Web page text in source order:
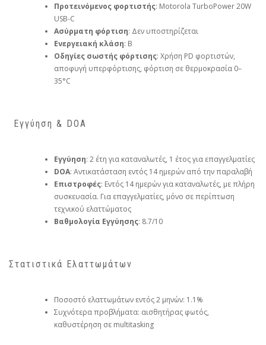
Προτεινόμενος φορτιστής: Motorola TurboPower 20W
USB-C
Ασύρματη φόρτιση: Δεν υποστηρίζεται
Ενεργειακή κλάση: B
Οδηγίες σωστής φόρτισης: Χρήση PD φορτιστών,
αποφυγή υπερφόρτισης, φόρτιση σε θερμοκρασία 0–
35°C
️ Εγγύηση & DOA
Εγγύηση: 2 έτη για καταναλωτές, 1 έτος για επαγγελματίες
DOA: Αντικατάσταση εντός 14 ημερών από την παραλαβή
Επιστροφές: Εντός 14 ημερών για καταναλωτές, με πλήρη
συσκευασία. Για επαγγελματίες, μόνο σε περίπτωση
τεχνικού ελαττώματος
Βαθμολογία Εγγύησης: 8.7/10
Στατιστικά Ελαττωμάτων
Ποσοστό ελαττωμάτων εντός 2 μηνών: 1.1%
Συχνότερα προβλήματα: αισθητήρας φωτός,
καθυστέρηση σε multitasking